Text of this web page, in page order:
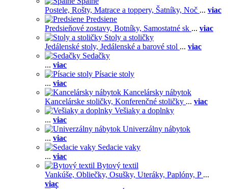
Postele, Rošty, Matrace a toppery, Šatníky, Noč ... viac
Predsiene
Predsieňové zostavy, Botníky, Samostatné sk ... viac
Stoly a stoličky
Jedálenské stoly, Jedálenské a barové stol ... viac
Sedačky
... viac
Písacie stoly
... viac
Kancelársky nábytok
Kancelárske stoličky, Konferenčné stoličky ... viac
Vešiaky a doplnky
... viac
Univerzálny nábytok
... viac
Sedacie vaky
... viac
Bytový textil
Vankúše, Obliečky, Osušky, Uteráky, Paplóny, P ...
viac